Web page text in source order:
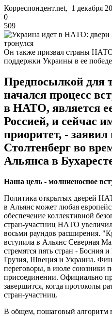
Корреспондент.net, 1 декабря
0
509
Он также призвал страны НАТО
поддержки Украины в ее победе
Предпосылкой для
начался процесс
в НАТО, является
Россией, и сейчас
приоритет, -
Столтенберг во
Альянса в
Наша цель - молниеносное
Политика открытых дверей
в Альянс может любая
обеспечение коллективной
стран-участниц НАТО
восьми раундов расширения.
вступила в Альянс Северная
стремятся пять стран - Босния
Грузия, Швеция и Украина.
переговоры, в июле союзники
присоединении. Официально
завершится, когда протоколы
стран-участниц.
В общем, пошаговый алгоритм